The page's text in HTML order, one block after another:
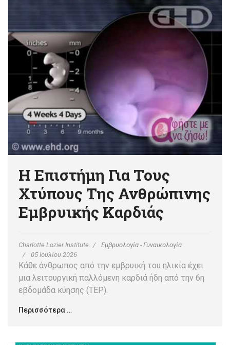
Η Επιστήμη Για Τους
Χτύπους Της Ανθρώπινης
Εμβρυικής Καρδιάς
Charlotte Lozier Institute
Εμβρυολογία - Γυναικολογία
05 Ιουλίου 2026
Κάθε άνθρωπος από την εμβρυική του ηλικία έχει
μια λειτουργική παλλόμενη καρδιά ήδη από την 6η
εβδομάδα κύησης (ΤΕΡ).
Περισσότερα …